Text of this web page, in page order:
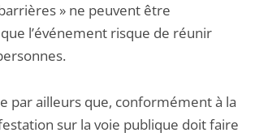
» ne peuvent être
l’événement risque de réunir
par ailleurs que, conformément à la
sur la voie publique doit faire